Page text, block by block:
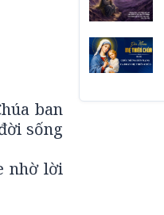
ban
sống
nhờ lời